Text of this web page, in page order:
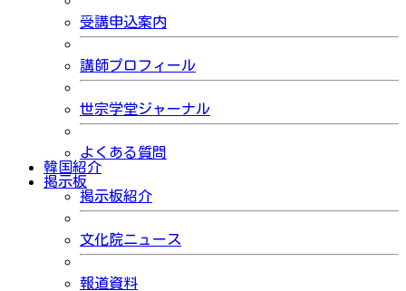
受講申込案内
講師プロフィール
世宗学堂ジャーナル
よくある質問
韓国紹介
掲示板
掲示板紹介
文化院ニュース
報道資料